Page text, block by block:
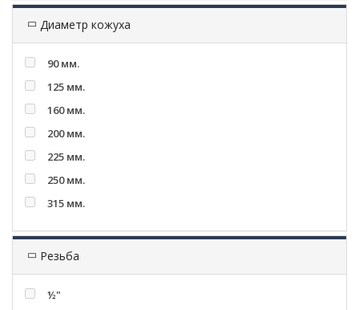
Диаметр кожуха
90 мм.
125 мм.
160 мм.
200 мм.
225 мм.
250 мм.
315 мм.
Резьба
½"